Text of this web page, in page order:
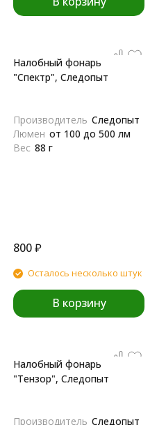
Налобный фонарь
"Спектр", Следопыт
Производитель Следопыт
Люмен от 100 до 500 лм
Вес 88 г
800₽
Осталось несколько штук
В корзину
Налобный фонарь
"Тензор", Следопыт
Производитель Следопыт